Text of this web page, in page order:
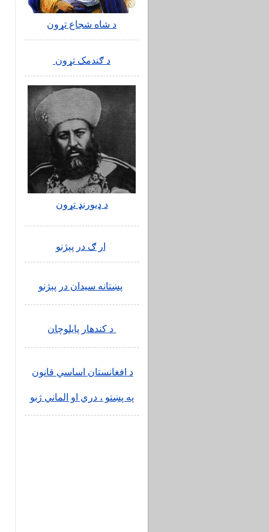
د شاه شجاع تړون
د ګندمک تړون
د ډیورنډ تړون
ار ګ در پېژنو
پښتانه سیدان در پېژنو
د کندهار پایلوچان
د افغانستان اساسي قانون
په پښتو ، دري او الماني ژبو